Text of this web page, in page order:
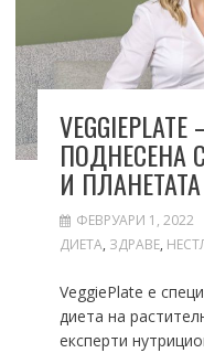
ПОДНЕСЕНА
И
ФЕВРУАРИ 1, 2022
ДИЕТА, ЗДРАВЕ,
VeggiePlate e
диета на
експерти